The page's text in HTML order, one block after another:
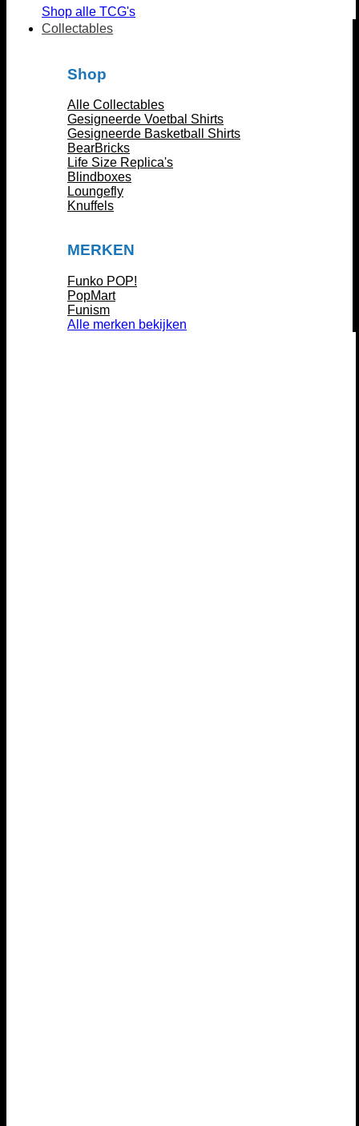
Shop alle TCG's
Collectables
Shop
Alle Collectables
Gesigneerde Voetbal Shirts
Gesigneerde Basketball Shirts
BearBricks
Life Size Replica's
Blindboxes
Loungefly
Knuffels
MERKEN
Funko POP!
PopMart
Funism
Alle merken bekijken